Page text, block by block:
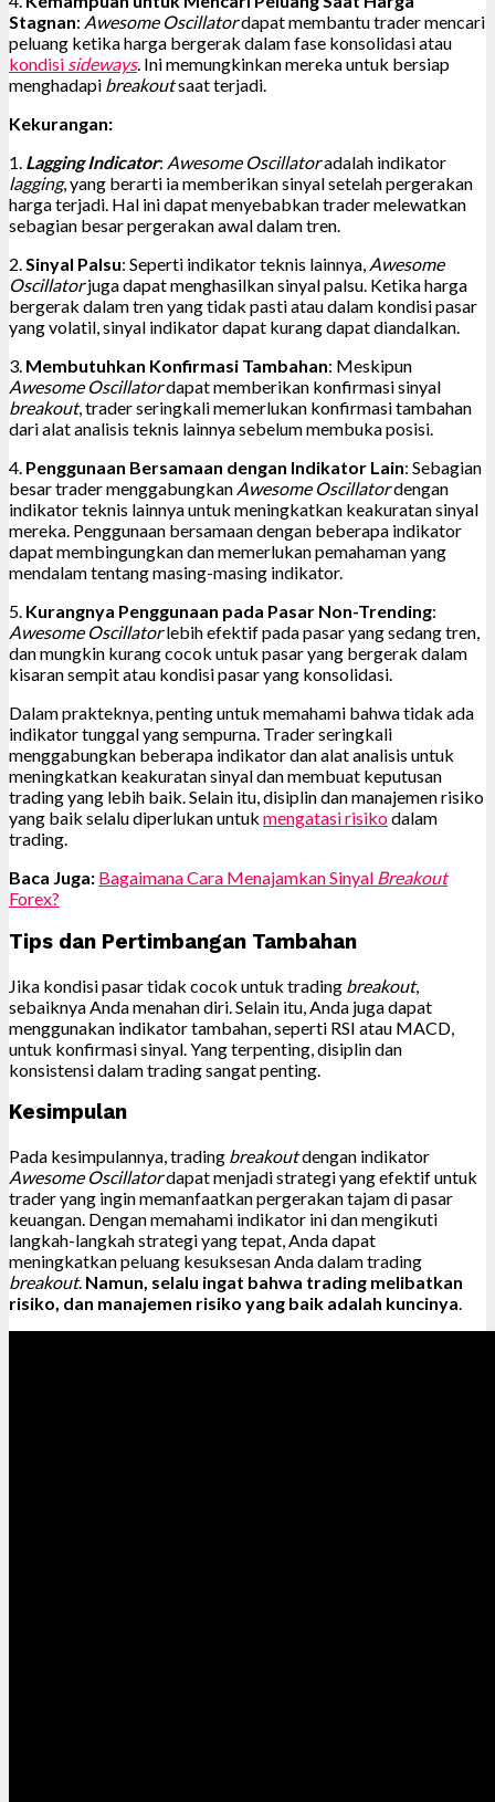
Stagnan: Awesome Oscillatordapat membantu trader mencari
peluang ketika harga bergerak dalam fase konsolidasi atau
kondisi sideways. Ini memungkinkan mereka untuk bersiap
menghadapi breakoutsaat terjadi.
Kekurangan:
1. Lagging Indicator: Awesome Oscillatoradalah indikator
lagging, yang berarti ia memberikan sinyal setelah pergerakan
harga terjadi. Hal ini dapat menyebabkan trader melewatkan
sebagian besar pergerakan awal dalam tren.
2.Sinyal Palsu: Seperti indikator teknis lainnya, Awesome
Oscillatorjuga dapat menghasilkan sinyal palsu. Ketika harga
bergerak dalam tren yang tidak pasti atau dalam kondisi pasar
yang volatil, sinyal indikator dapat kurang dapat diandalkan.
3. Membutuhkan Konfirmasi Tambahan: Meskipun
Awesome Oscillatordapat memberikan konfirmasi sinyal
breakout, trader seringkali memerlukan konfirmasi tambahan
dari alat analisis teknis lainnya sebelum membuka posisi.
4. Penggunaan Bersamaan dengan Indikator Lain: Sebagian
besar trader menggabungkan Awesome Oscillatordengan
indikator teknis lainnya untuk meningkatkan keakuratan sinyal
mereka. Penggunaan bersamaan dengan beberapa indikator
dapat membingungkan dan memerlukan pemahaman yang
mendalam tentang masing-masing indikator.
5. Kurangnya Penggunaan pada Pasar Non-Trending:
Awesome Oscillatorlebih efektif pada pasar yang sedang tren,
dan mungkin kurang cocok untuk pasar yang bergerak dalam
kisaran sempit atau kondisi pasar yang konsolidasi.
Dalam prakteknya, penting untuk memahami bahwa tidak ada
indikator tunggal yang sempurna. Trader seringkali
menggabungkan beberapa indikator dan alat analisis untuk
meningkatkan keakuratan sinyal dan membuat keputusan
trading yang lebih baik. Selain itu, disiplin dan manajemen risiko
yang baik selalu diperlukan untuk mengatasi risikodalam
trading.
Baca Juga: Bagaimana Cara Menajamkan Sinyal Breakout
Forex?
Tips dan Pertimbangan Tambahan
Jika kondisi pasar tidak cocok untuk trading breakout,
sebaiknya Anda menahan diri. Selain itu, Anda juga dapat
menggunakan indikator tambahan, seperti RSI atau MACD,
untuk konfirmasi sinyal. Yang terpenting, disiplin dan
konsistensi dalam trading sangat penting.
Kesimpulan
Pada kesimpulannya, trading breakoutdengan indikator
Awesome Oscillatordapat menjadi strategi yang efektif untuk
trader yang ingin memanfaatkan pergerakan tajam di pasar
keuangan. Dengan memahami indikator ini dan mengikuti
langkah-langkah strategi yang tepat, Anda dapat
meningkatkan peluang kesuksesan Anda dalam trading
breakout. Namun, selalu ingat bahwa trading melibatkan
risiko, dan manajemen risiko yang baik adalah kuncinya.